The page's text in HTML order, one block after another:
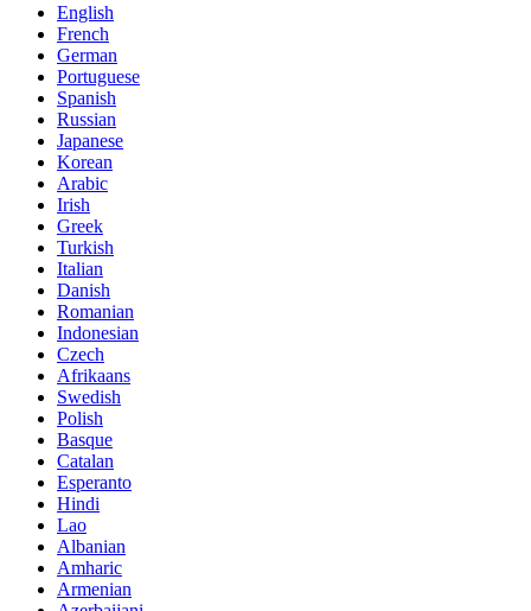
English
French
German
Portuguese
Spanish
Russian
Japanese
Korean
Arabic
Irish
Greek
Turkish
Italian
Danish
Romanian
Indonesian
Czech
Afrikaans
Swedish
Polish
Basque
Catalan
Esperanto
Hindi
Lao
Albanian
Amharic
Armenian